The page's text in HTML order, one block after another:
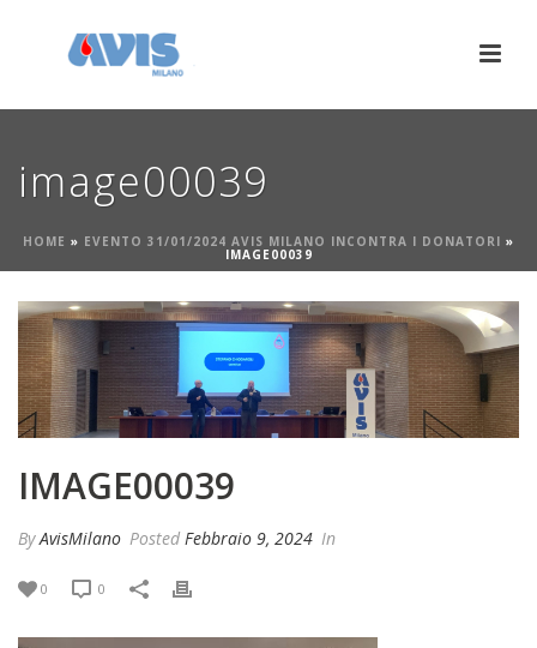
image00039
HOME » EVENTO 31/01/2024 AVIS MILANO INCONTRA I DONATORI »
IMAGE00039
IMAGE00039
ByAvisMilano Posted Febbraio 9, 2024 In
0 0